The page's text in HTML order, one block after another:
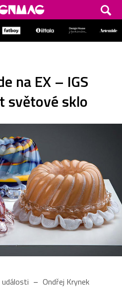
na EX – IGS
světové sklo
události Ondřej Krynek